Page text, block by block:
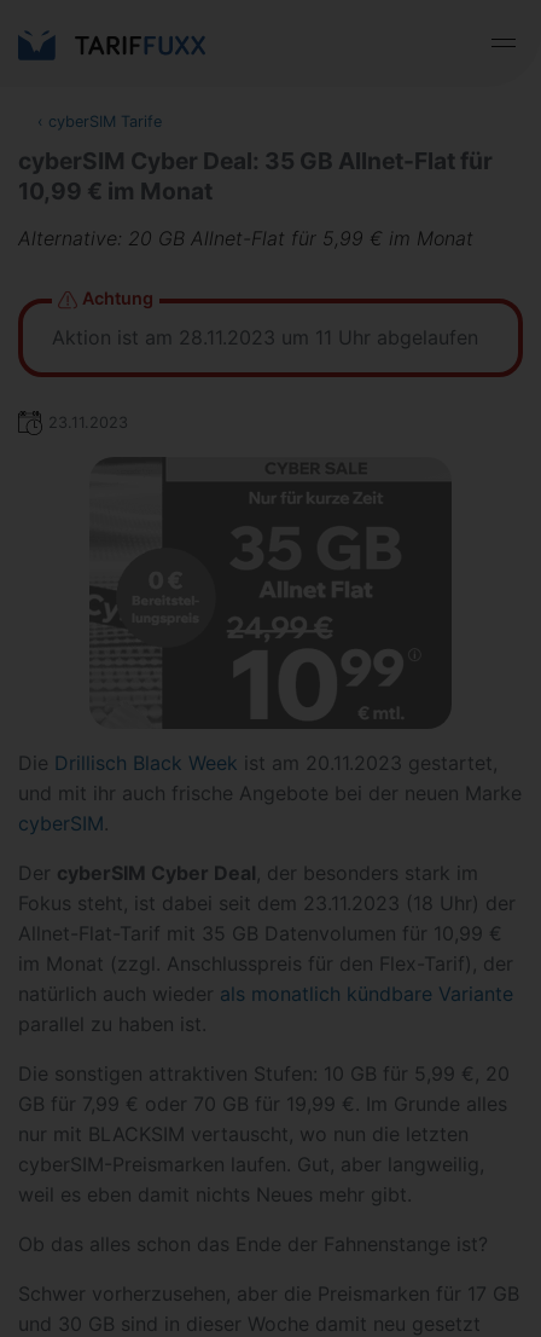
‹ cyberSIM Tarife
cyberSIM Cyber Deal: 35 GB Allnet-Flat für
10,99 € im Monat
Alternative: 20 GB Allnet-Flat für 5,99 € im Monat
Achtung
Aktion ist am 28.11.2023 um 11 Uhr abgelaufen
23.11.2023
Die Drillisch Black Week ist am 20.11.2023 gestartet,
und mit ihr auch frische Angebote bei der neuen Marke
cyberSIM.
Der cyberSIM Cyber Deal, der besonders stark im
Fokus steht, ist dabei seit dem 23.11.2023 (18 Uhr) der
Allnet-Flat-Tarif mit 35 GB Datenvolumen für 10,99 €
im Monat (zzgl. Anschlusspreis für den Flex-Tarif), der
natürlich auch wieder als monatlich kündbare Variante
parallel zu haben ist.
Die sonstigen attraktiven Stufen: 10 GB für 5,99 €, 20
GB für 7,99 € oder 70 GB für 19,99 €. Im Grunde alles
nur mit BLACKSIM vertauscht, wo nun die letzten
cyberSIM-Preismarken laufen. Gut, aber langweilig,
weil es eben damit nichts Neues mehr gibt.
Ob das alles schon das Ende der Fahnenstange ist?
Schwer vorherzusehen, aber die Preismarken für 17 GB
und 30 GB sind in dieser Woche damit neu gesetzt